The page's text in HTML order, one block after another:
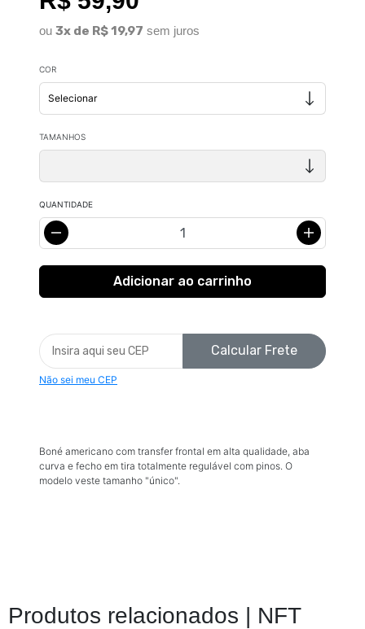
ou 3x de R$ 19,97 sem juros
COR
TAMANHOS
QUANTIDADE
Calcular Frete
Não sei meu CEP
Boné americano com transfer frontal em alta qualidade, aba
curva e fecho em tira totalmente regulável com pinos. O
modelo veste tamanho "único".
Produtos relacionados | NFT